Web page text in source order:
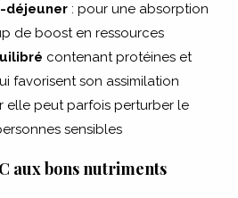
déjeuner : pour une absorption
de boost en ressources
contenant protéines et
favorisent son assimilation
elle peut parfois perturber le
sensibles
aux bons nutriments